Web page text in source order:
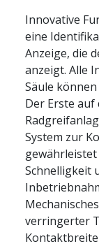
Innovative
eine
Anzeige, die
anzeigt. Alle
Säule
Der Erste auf
System zur
Schnelligkeit
verringerter